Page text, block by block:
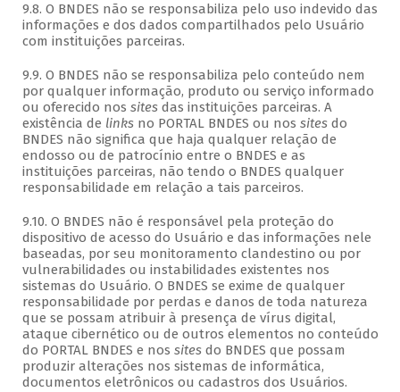
9.8. O BNDES não se responsabiliza pelo uso indevido das
informações e dos dados compartilhados pelo Usuário
com instituições parceiras.
9.9. O BNDES não se responsabiliza pelo conteúdo nem
por qualquer informação, produto ou serviço informado
ou oferecido nos sitesdas instituições parceiras. A
existência de links no PORTAL BNDES ou nos sitesdo
BNDES não significa que haja qualquer relação de
endosso ou de patrocínio entre o BNDES e as
instituições parceiras, não tendo o BNDES qualquer
responsabilidade em relação a tais parceiros.
9.10. O BNDES não é responsável pela proteção do
dispositivo de acesso do Usuário e das informações nele
baseadas, por seu monitoramento clandestino ou por
vulnerabilidades ou instabilidades existentes nos
sistemas do Usuário. O BNDES se exime de qualquer
responsabilidade por perdas e danos de toda natureza
que se possam atribuir à presença de vírus digital,
ataque cibernético ou de outros elementos no conteúdo
do PORTAL BNDES e nos sitesdo BNDES que possam
produzir alterações nos sistemas de informática,
documentos eletrônicos ou cadastros dos Usuários.